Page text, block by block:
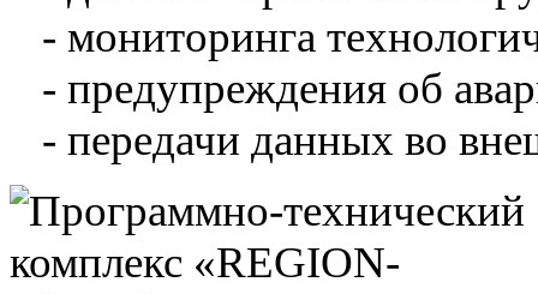
- мониторинга
- предупреждения об
- передачи данных во